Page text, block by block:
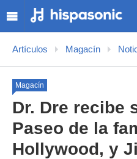
Artículos Magacín
Magacín
Dr. Dre recibe
Paseo de la
Hollywood, y